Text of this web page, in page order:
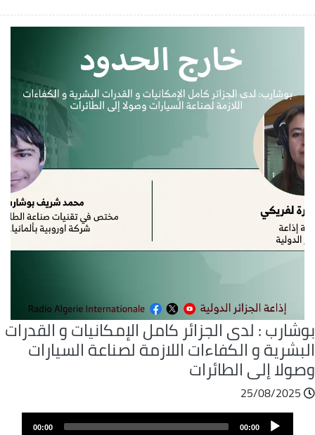
: لدى الجزائر كامل الإمكانيات و القدرات
و الكفاءات اللازمة لصناعة السيارات
إلى الطائرات
25/08/2025
ملفAudio
00:00
00:00